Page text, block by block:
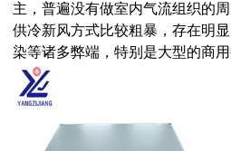
主，普遍没有做室内气流组织的
供冷新风方式比较粗暴，存在明
染等诸多弊端，特别是大型的商用